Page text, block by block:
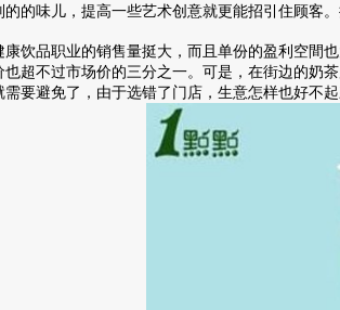
的的味儿，提高一些艺术创意就更能招引住顾客
品职业的销售量挺大，而且单份的盈利空間也
也超不过市场价的三分之一。可是，在街边的奶
需要避免了，由于选错了门店，生意怎样也好不起